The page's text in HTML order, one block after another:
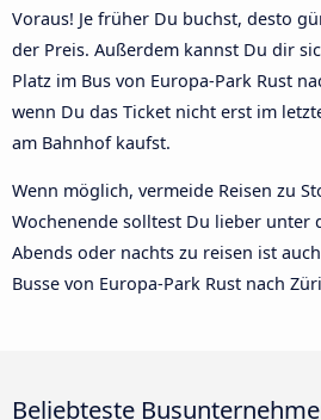
Voraus! Je früher Du buchst, desto
der Preis. Außerdem kannst Du dir
Platz im Bus von Europa-Park Rust
wenn Du das Ticket nicht erst im
am Bahnhof kaufst.
Wenn möglich, vermeide Reisen zu
Wochenende solltest Du lieber unter
Abends oder nachts zu reisen ist
Busse von Europa-Park Rust nach
Beliebteste